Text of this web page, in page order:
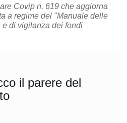
Covip n. 619 che aggiorna
a regime del "Manuale delle
di vigilanza dei fondi
il parere del